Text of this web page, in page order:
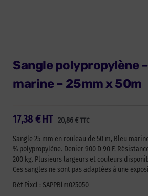
Sangle polypropylène
marine – 25mm x 50m
17,38 € 20,86€ TTC
HT
Sangle 25 mm en rouleau de 50 m, Bleu
% polypropylène. Denier 900 D 90 F.
200 kg. Plusieurs largeurs et couleurs
Ces sangles ne sont pas adaptées à une
Réf Pixcl : SAPPBlm025050